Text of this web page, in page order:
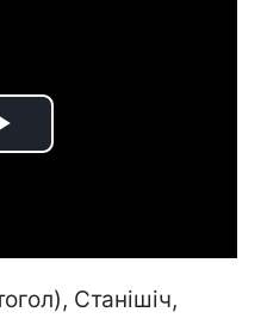
Play
Станішіч,